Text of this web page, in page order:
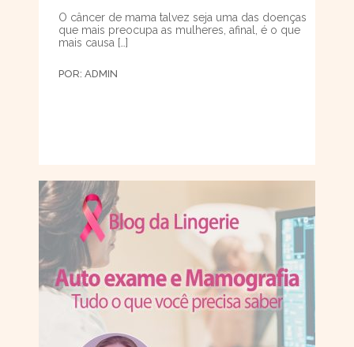
O câncer de mama talvez seja uma das doenças
que mais preocupa as mulheres, afinal, é o que
mais causa […]
POR: ADMIN